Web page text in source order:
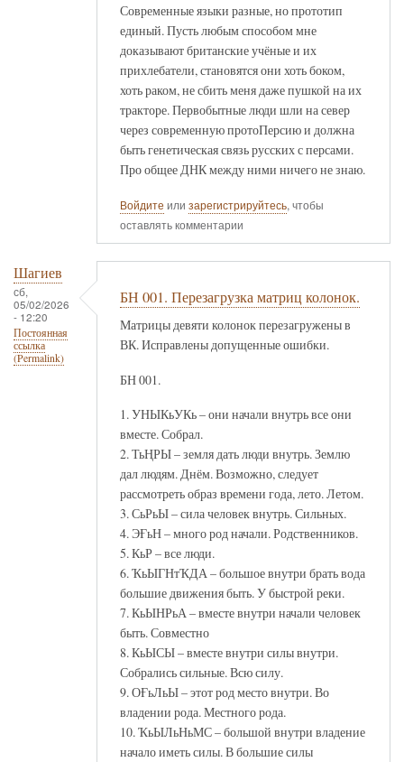
Современные языки разные, но прототип
единый. Пусть любым способом мне
доказывают британские учёные и их
прихлебатели, становятся они хоть боком,
хоть раком, не сбить меня даже пушкой на их
тракторе. Первобытные люди шли на север
через современную протоПерсию и должна
быть генетическая связь русских с персами.
Про общее ДНК между ними ничего не знаю.
Войдите или зарегистрируйтесь, чтобы
оставлять комментарии
Шагиев
сб,
05/02/2026
- 12:20
Постоянная
ссылка
(Permalink)
БН 001. Перезагрузка матриц колонок.
Матрицы девяти колонок перезагружены в
ВК. Исправлены допущенные ошибки.
БН 001.
1. УНЫКьУКь – они начали внутрь все они
вместе. Собрал.
2. ТьҢРЫ – земля дать люди внутрь. Землю
дал людям. Днём. Возможно, следует
рассмотреть образ времени года, лето. Летом.
3. СьРьЫ – сила человек внутрь. Сильных.
4. ЭҒьН – много род начали. Родственников.
5. КьР – все люди.
6. ҠьЫГНтҠДА – большое внутри брать вода
большие движения быть. У быстрой реки.
7. КьЫНРьА – вместе внутри начали человек
быть. Совместно
8. КьЫСЫ – вместе внутри силы внутри.
Собрались сильные. Всю силу.
9. ОҒьЛьЫ – этот род место внутри. Во
владении рода. Местного рода.
10. ҠьЫЛьНьМС – большой внутри владение
начало иметь силы. В большие силы